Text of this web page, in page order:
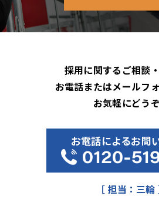
採用に関するご相談
お電話またはメールフ
お気軽にどう
お電話によるお問
［ 担当：三輪